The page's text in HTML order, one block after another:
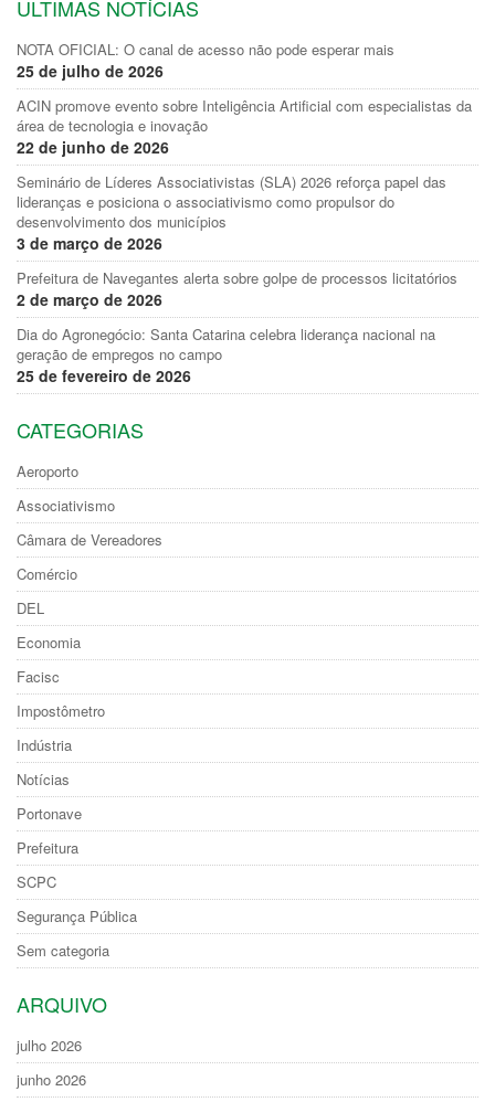
ULTIMAS NOTÍCIAS
NOTA OFICIAL: O canal de acesso não pode esperar mais
25 de julho de 2026
ACIN promove evento sobre Inteligência Artificial com especialistas da
área de tecnologia e inovação
22 de junho de 2026
Seminário de Líderes Associativistas (SLA) 2026 reforça papel das
lideranças e posiciona o associativismo como propulsor do
desenvolvimento dos municípios
3 de março de 2026
Prefeitura de Navegantes alerta sobre golpe de processos licitatórios
2 de março de 2026
Dia do Agronegócio: Santa Catarina celebra liderança nacional na
geração de empregos no campo
25 de fevereiro de 2026
CATEGORIAS
Aeroporto
Associativismo
Câmara de Vereadores
Comércio
DEL
Economia
Facisc
Impostômetro
Indústria
Notícias
Portonave
Prefeitura
SCPC
Segurança Pública
Sem categoria
ARQUIVO
julho 2026
junho 2026